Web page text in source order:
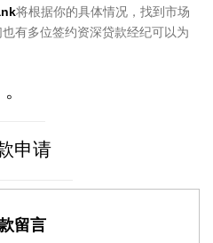
将根据你的具体情况，找到市场
有多位签约资深贷款经纪可以为
。
申请
留言